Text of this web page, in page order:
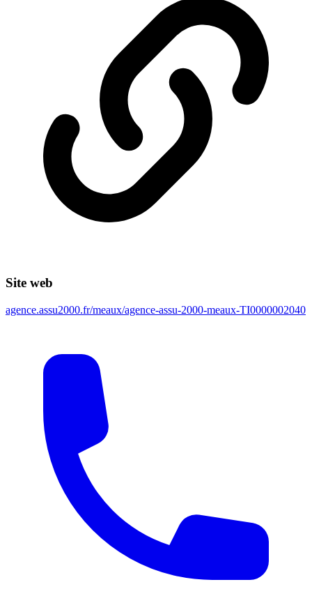
Site web
agence.assu2000.fr/meaux/agence-assu-2000-meaux-TI0000002040